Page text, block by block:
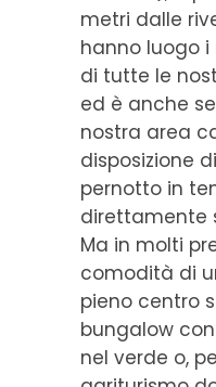
metri dalle
hanno luogo i
di tutte le
ed è anche
nostra area
disposizione
pernotto in
direttamente
Ma in molti
comodità di
pieno centro
bungalow
nel verde o,